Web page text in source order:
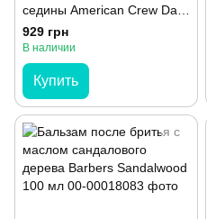
седины American Crew Dark
3 шт 40мл
929 грн
В наличии
Купить